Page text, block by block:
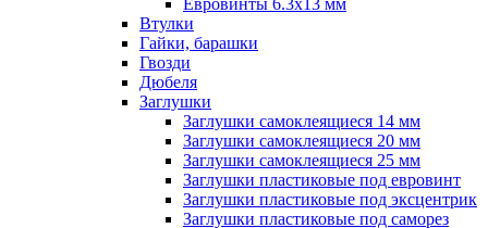
Втулки
Гайки, барашки
Гвозди
Дюбеля
Заглушки
Заглушки самоклеящиеся 14 мм
Заглушки самоклеящиеся 20 мм
Заглушки самоклеящиеся 25 мм
Заглушки пластиковые под евровинт
Заглушки пластиковые под эксцентрик
Заглушки пластиковые под саморез